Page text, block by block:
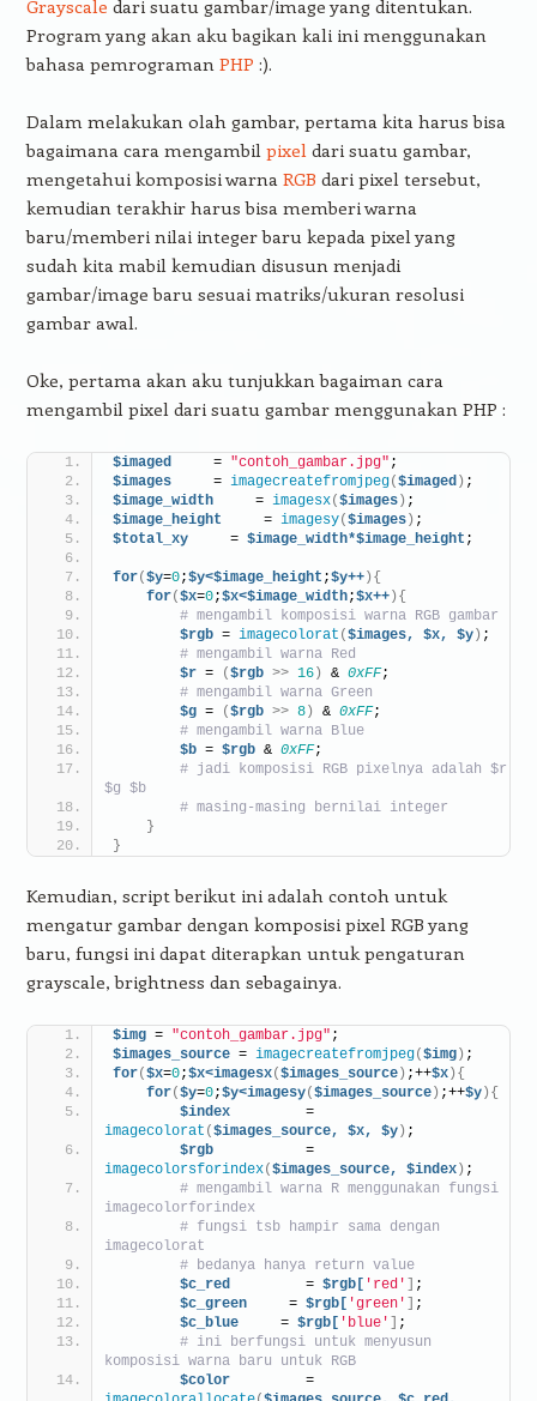
Grayscale dari suatu gambar/image yang ditentukan.
Program yang akan aku bagikan kali ini menggunakan
bahasa pemrograman PHP :).
Dalam melakukan olah gambar, pertama kita harus bisa
bagaimana cara mengambil pixel dari suatu gambar,
mengetahui komposisi warna RGB dari pixel tersebut,
kemudian terakhir harus bisa memberi warna
baru/memberi nilai integer baru kepada pixel yang
sudah kita mabil kemudian disusun menjadi
gambar/image baru sesuai matriks/ukuran resolusi
gambar awal.
Oke, pertama akan aku tunjukkan bagaiman cara
mengambil pixel dari suatu gambar menggunakan PHP :
$imaged
     =
"contoh_gambar.jpg" ;
$images
     =
imagecreatefromjpeg($imaged ) ;
$image_width
     =
imagesx($images) ;
$image_height
     =
imagesy($images) ;
$total_xy
     =
$image_width*$image_height ;
for($y=0;$y<$image_height ;$y++){
for($x=0;$x<$image_width;$x++){
# mengambil komposisi warna RGB gambar
$rgb = imagecolorat ($images, $x, $y) ;
# mengambil warna Red
$r = ($rgb >> 16) & 0xFF;
# mengambil warna Green
$g = ($rgb >> 8) & 0xFF;
# mengambil warna Blue
$b = $rgb & 0xFF;
# jadi komposisi RGB pixelnya adalah $r
$g $b
# masing-masing bernilai integer
}
}
Kemudian, script berikut ini adalah contoh untuk
mengatur gambar dengan komposisi pixel RGB yang
baru, fungsi ini dapat diterapkan untuk pengaturan
grayscale, brightness dan sebagainya.
$img = "contoh_gambar.jpg" ;
$images_source = imagecreatefromjpeg($img) ;
for($x=0;$x<imagesx($images_source) ;++$x){
for($y=0;$y<imagesy($images_source) ;++$y){
$index
         =
imagecolorat ($images_source, $x, $y) ;
$rgb
           =
imagecolorsforindex($images_source, $index) ;
# mengambil warna R menggunakan fungsi
imagecolorforindex
# fungsi tsb hampir sama dengan
imagecolorat
# bedanya hanya return value
$c_red
         =
$rgb[ 'red' ] ;
$c_green
     =
$rgb[ 'green' ] ;
$c_blue
     =
$rgb[ 'blue' ] ;
# ini berfungsi untuk menyusun
komposisi warna baru untuk RGB
$color
         =